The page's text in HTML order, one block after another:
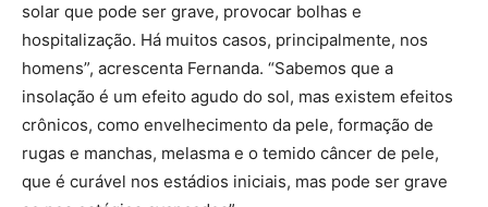
solar que pode ser grave, provocar bolhas e
hospitalização. Há muitos casos, principalmente, nos
homens”, acrescenta Fernanda. “Sabemos que a
insolação é um efeito agudo do sol, mas existem efeitos
crônicos, como envelhecimento da pele, formação de
rugas e manchas, melasma e o temido câncer de pele,
que é curável nos estádios iniciais, mas pode ser grave